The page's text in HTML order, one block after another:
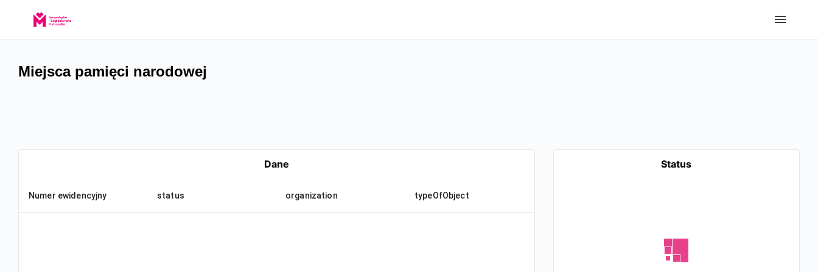
Miejsca pamięci narodowej
Dane
Numer ewidencyjny status organization typeOfObject
Status